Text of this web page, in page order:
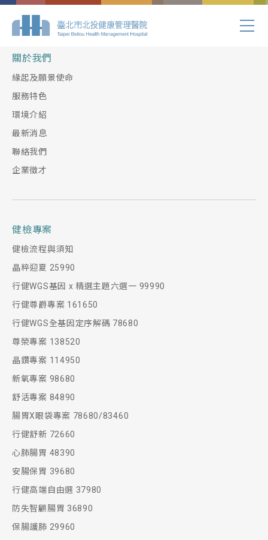
Index.php
關於我們
緣起及願景使命
服務特色
環境介紹
最新消息
聯絡我們
企業徵才
健檢專案
健檢流程與須知
晶粹迎夏 25990
行健WGS基因 x 精選主題六選一 99990
行健尊爵專案 161650
行健WGS全基因定序解碼 78680
尊榮專案 138520
晶鑽專案 114950
新氧專案 98680
舒活專案 84890
腸胃X眼袋專案 78680/83460
行健舒新 72660
心肺腸胃 48390
安腸保胃 39680
行健高端自由選 37980
防失智顧腸胃 36890
保腸護肺 29960